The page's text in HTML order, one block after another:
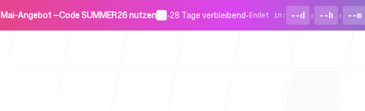
Mai-Angebot—Code SUMMER26 nutzen •28 Tage verbleibend• Endet in : --d : --h : --m